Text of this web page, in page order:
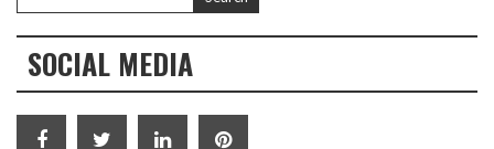
SOCIAL MEDIA